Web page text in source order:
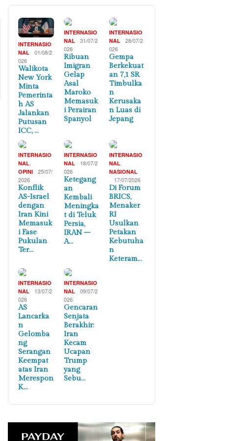
INTERNASIO
NAL
01/08/2
026
Walikota
New York
Minta
Pemerinta
h AS
Jalankan
Putusan
ICC, …
INTERNASIO
NAL
31/07/2
026
Ribuan
Imigran
Gelap
Asal
Maroko
Memasuk
i Perairan
Spanyol
INTERNASIO
NAL
28/07/2
026
Gempa
Berkekuat
an 7,1 SR
Timbulka
n
Kerusaka
n Luas di
Jepang
INTERNASIO
NAL,
OPINI
25/07/
2026
Konflik
AS-Israel
dengan
Iran Kini
Memasuk
i Fase
Pukulan
Ter…
INTERNASIO
NAL
18/07/2
026
Ketegang
an
Kembali
Meningka
t di Teluk
Persia,
IRAN –
A…
INTERNASIO
NAL,
NASIONAL
17/07/2026
Di Forum
BRICS,
Menaker
RI
Usulkan
Petakan
Kebutuha
n
Keteram…
INTERNASIO
NAL
13/07/2
026
AS
Lancarka
n
Gelomba
ng
Serangan
Keempat
atas Iran
Merespon
K…
INTERNASIO
NAL
09/07/2
026
Gencaran
Senjata
Berakhir:
Iran
Kecam
Ucapan
Trump
yang
Sebu…